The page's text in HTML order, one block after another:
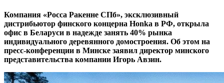
Компания «Росса Ракенне СПб», эксклюзивный
дистрибьютор финского концерна Honka в РФ, открыла
офис в Беларуси в надежде занять 40% рынка
индивидуального деревянного домостроения. Об этом на
пресс-конференции в Минске заявил директор минского
представительства компании Игорь Авзин.